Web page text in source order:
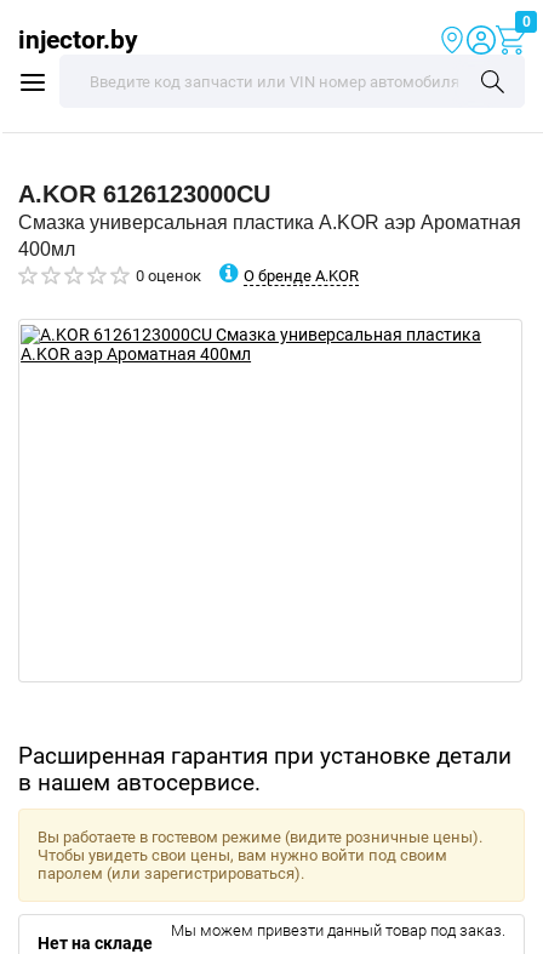
injector.by
0
A.KOR 6126123000CU
Смазка универсальная пластика A.KOR аэр Ароматная
400мл
0 оценок О бренде A.KOR
Расширенная гарантия при установке детали
в нашем автосервисе.
Вы работаете в гостевом режиме (видите розничные цены).
Чтобы увидеть свои цены, вам нужно войти под своим
паролем (или зарегистрироваться).
Нет на складе
Мы можем привезти данный товар под заказ.